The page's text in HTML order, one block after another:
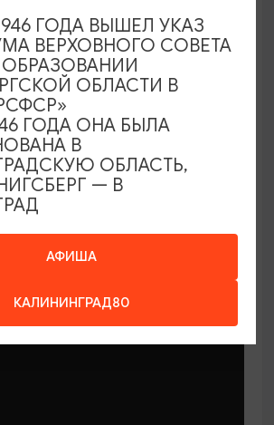
по керамике Елены
ул. Баранова, 45
АФИША
КАЛИНИНГРАД80
ГОДА ВЫШЕЛ УКАЗ
ВЕРХОВНОГО СОВЕТА
ОБЛАСТИ В
ГОДА ОНА БЫЛА
В
ОБЛАСТЬ,
— В